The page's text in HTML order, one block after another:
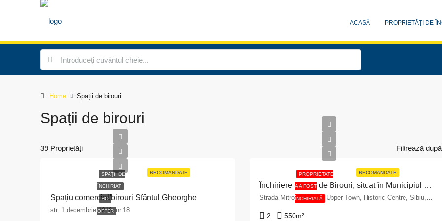
ACASĂ PROPRIETĂȚI DE
Home Spații de birouri
Spații de birouri
39 Proprietăți Filtrează
RECOMANDATE
SPAȚII DE
ÎNCHIRIAT
HOT
OFFER
Spațiu comercial/birouri Sfântul Gheorghe
str. 1 decembrie 1918, nr.18
RECOMANDATE
PROPRIETATE
A A FOST
ÎNCHIRIATĂ
Închiriere Spațiu de Birouri, situat în Municipiul Sibiu, str. Mitropoliei, nr.14, etaj 1, județ Sibiu
Strada Mitropoliei, The Upper Town, Historic Centre, Sibiu, 550179, Romania
2 550m²